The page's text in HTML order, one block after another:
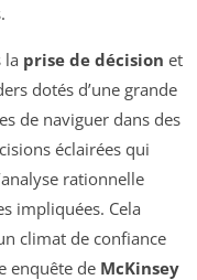
la prise de décision et
dotés d’une grande
de naviguer dans des
éclairées qui
rationnelle
impliquées. Cela
climat de confiance
enquête de McKinsey